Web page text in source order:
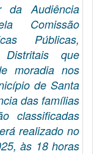
da Audiência
Comissão
Públicas,
que
moradia nos
de Santa
das famílias
classificadas
realizado no
às 18 horas